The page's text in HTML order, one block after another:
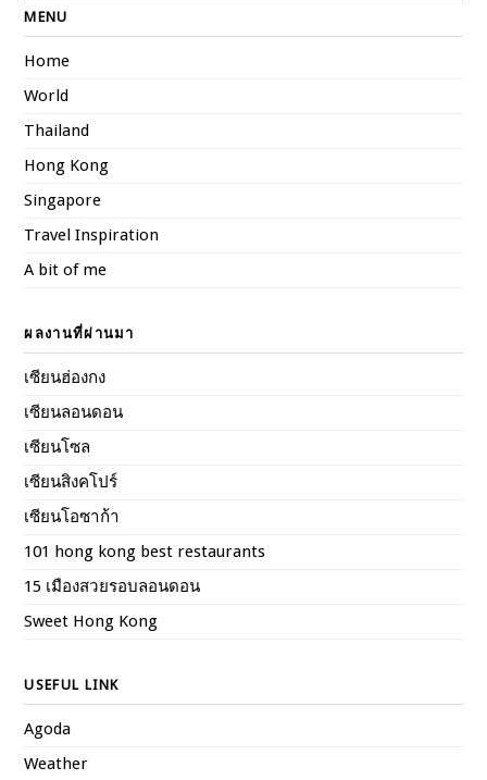
MENU
Home
World
Thailand
Hong Kong
Singapore
Travel Inspiration
A bit of me
ผลงานที่ผ่านมา
เซียนฮ่องกง
เซียนลอนดอน
เซียนโซล
เซียนสิงคโปร์
เซียนโอซาก้า
101 hong kong best restaurants
15 เมืองสวยรอบลอนดอน
Sweet Hong Kong
USEFUL LINK
Agoda
Weather